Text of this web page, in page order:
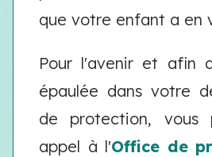
que votre enfant a en
Pour l'avenir et afin
épaulée dans votre
de protection, vous
appel à l'Office de